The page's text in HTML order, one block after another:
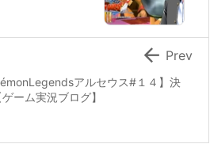
アルセウス#１４】決
ーム実況ブログ】
 Prev